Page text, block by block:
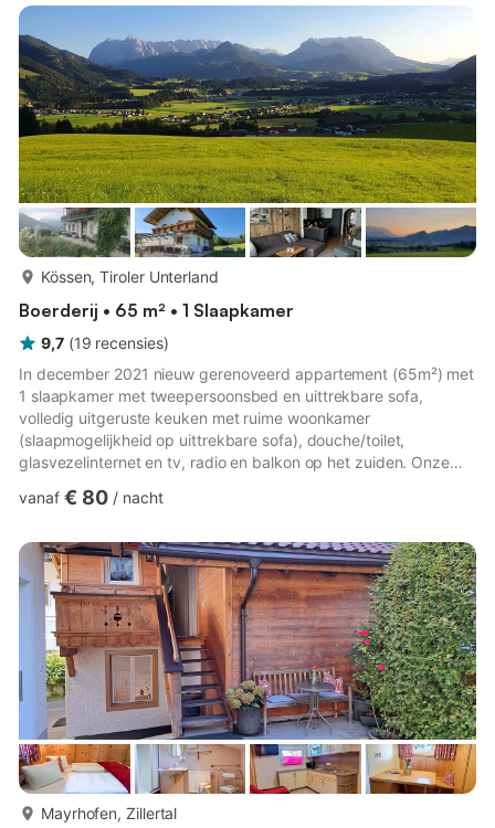
Kössen, Tiroler Unterland
Boerderij • 65 m² • 1 Slaapkamer
9,7 (19 recensies)
In december 2021 nieuw gerenoveerd appartement (65m²) met
1 slaapkamer met tweepersoonsbed en uittrekbare sofa,
volledig uitgeruste keuken met ruime woonkamer
(slaapmogelijkheid op uittrekbare sofa), douche/toilet,
glasvezelinternet en tv, radio en balkon op het zuiden. Onze
uitzicht op Kössen en het bergpanorama. Vanaf maart 2022
appartement en een nieuw gerenoveerd vakantiehuis met gratis
glasvezelinternet ter beschikking. De appartementen zijn
comfortabel ingericht en beschikk...
vanaf € 80 / nacht
Mayrhofen, Zillertal